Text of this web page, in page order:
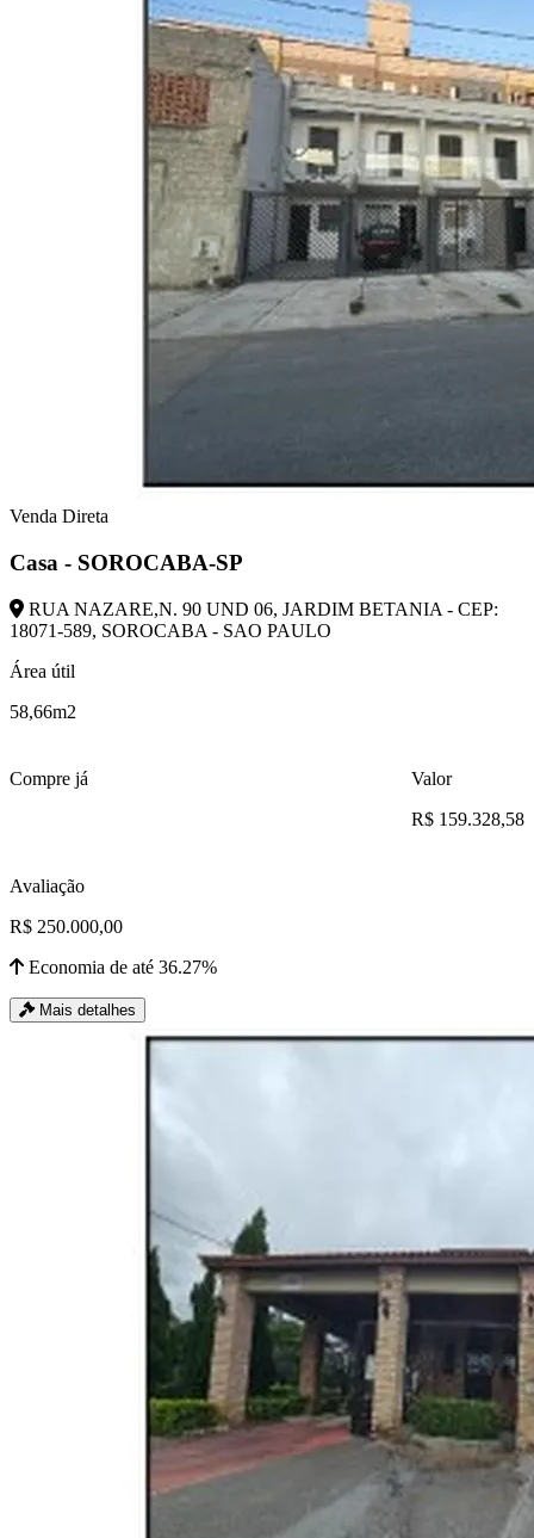
Venda Direta
Casa - SOROCABA-SP
RUA NAZARE,N. 90 UND 06, JARDIM BETANIA - CEP:
18071-589, SOROCABA - SAO PAULO
Área útil
58,66m2
Compre já
Valor
R$ 159.328,58
Avaliação
R$ 250.000,00
Economia de até 36.27%
Mais detalhes